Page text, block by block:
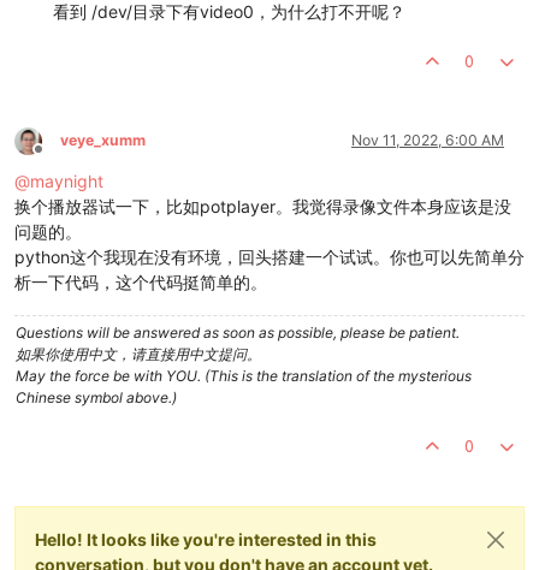
看到 /dev/目录下有video0，为什么打不开呢？
0
Offline
veye_xumm Nov 11, 2022, 6:00 AM
@maynight
换个播放器试一下，比如potplayer。我觉得录像文件本身应该是没
问题的。
python这个我现在没有环境，回头搭建一个试试。你也可以先简单分
析一下代码，这个代码挺简单的。
Questions will be answered as soon as possible, please be patient.
如果你使用中文，请直接用中文提问。
May the force be with YOU. (This is the translation of the mysterious
Chinese symbol above.)
0
Hello! It looks like you're interested in this
conversation, but you don't have an account yet.